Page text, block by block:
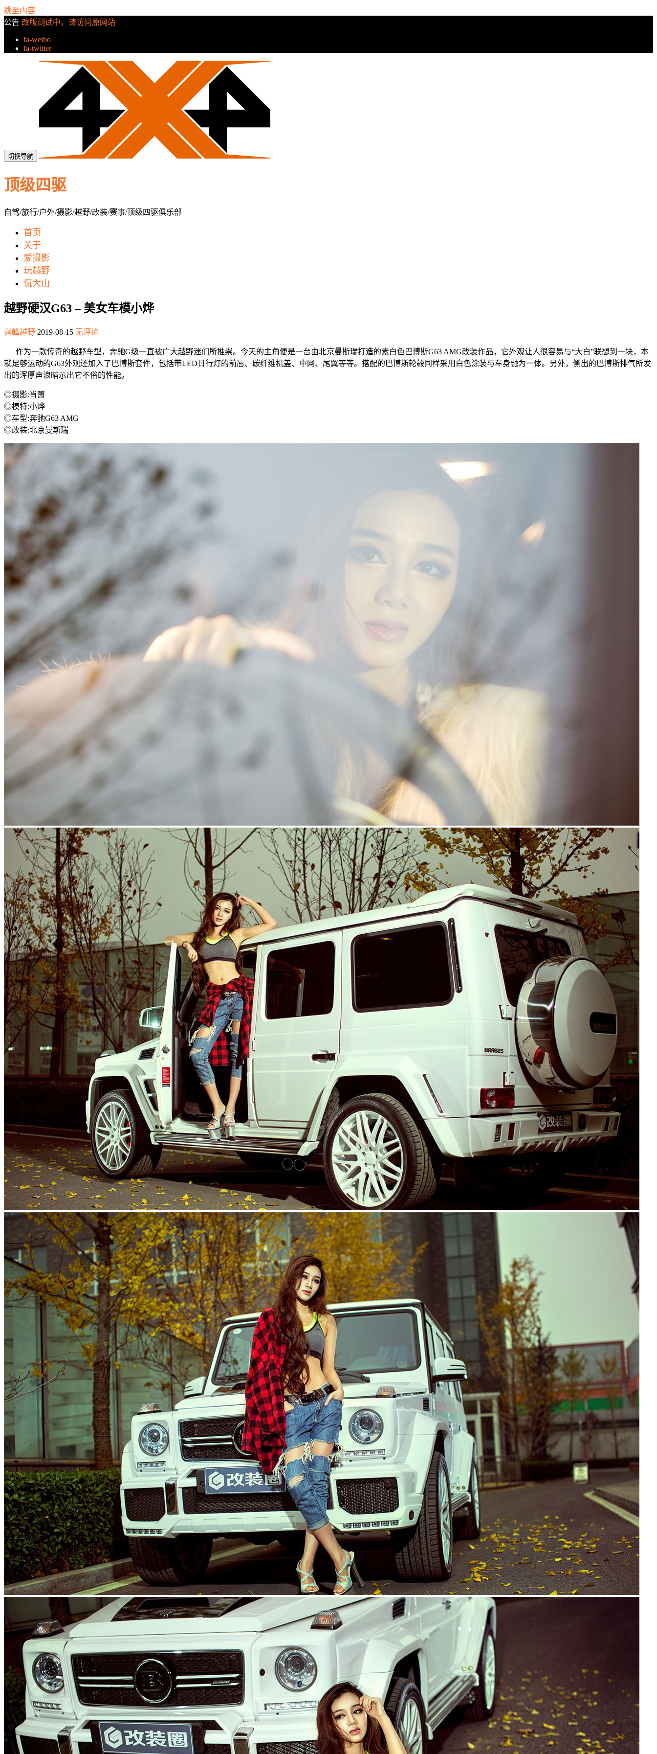
跳至内容
公告 改版测试中，请访问原网站
fa-weibo
fa-twitter
切换导航
顶级四驱
自驾/旅行/户外/摄影/越野/改装/赛事/顶级四驱俱乐部
首页
关于
爱摄影
玩越野
侃大山
越野硬汉G63 – 美女车模小烨
巅峰越野 2019-08-15 无评论
作为一款传奇的越野车型，奔驰G级一直被广大越野迷们所推崇。今天的主角便是一台由北京曼斯瑞打造的素白色巴博斯G63 AMG改装作品，它外观让人很容易与“大白”联想到一块，本
就足够运动的G63外观还加入了巴博斯套件，包括带LED日行灯的前唇、碳纤维机盖、中网、尾翼等等。搭配的巴博斯轮毂同样采用白色涂装与车身融为一体。另外，侧出的巴博斯排气所发
出的浑厚声浪暗示出它不俗的性能。
◎摄影:肖箫
◎模特:小烨
◎车型:奔驰G63 AMG
◎改装:北京曼斯瑞